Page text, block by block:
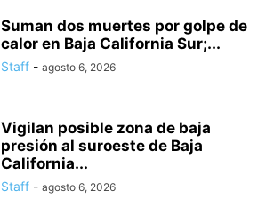
Suman dos muertes por golpe de
calor en Baja California Sur;...
Staff - agosto 6, 2026
Vigilan posible zona de baja
presión al suroeste de Baja
California...
Staff - agosto 6, 2026